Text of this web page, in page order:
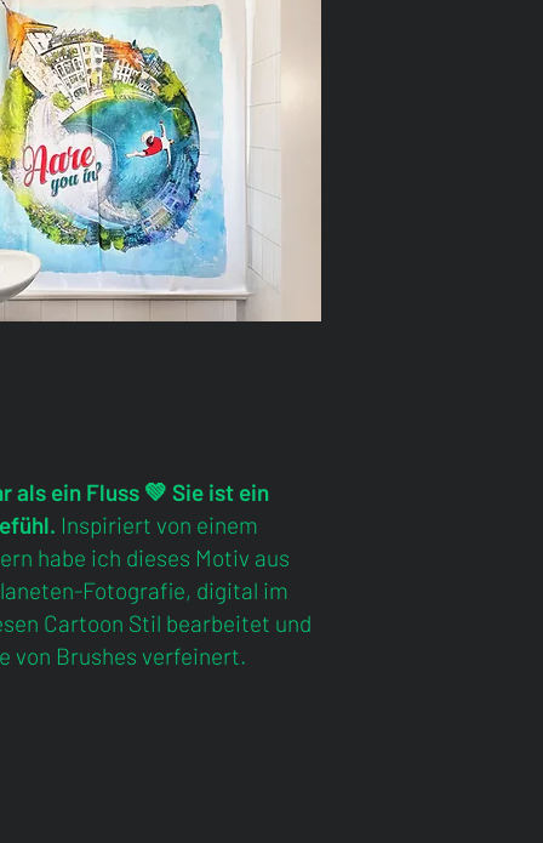
als ein Fluss 💚 Sie ist ein
Inspiriert von einem
habe ich dieses Motiv aus
Fotografie, digital im
Cartoon Stil bearbeitet und
von Brushes verfeinert.